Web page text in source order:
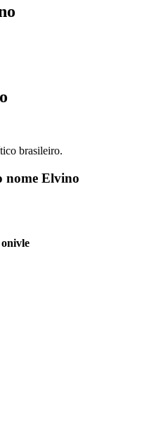
brasileiro.
nome Elvino
onivle